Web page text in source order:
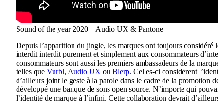
Sound of the year 2020 – Audio UX & Pantone
Depuis l’apparition du jingle, les marques ont toujours
interdit interdit purement et simplement aux consommateurs
consommateurs sont aussi les premiers ambassadeurs de la
telles que Vurbl, Audio UX ou Blerp. Celles-ci considèrent
d’ailleurs joint le geste à la parole dans le cadre de la promotion
développé une banque de sons open source. N’importe qui
l’identité de marque à l’infini. Cette collaboration devrait